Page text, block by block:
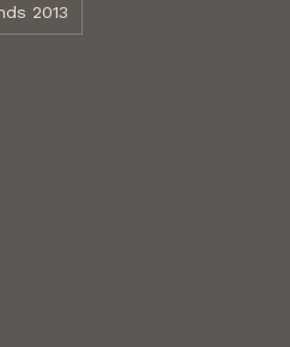
2013